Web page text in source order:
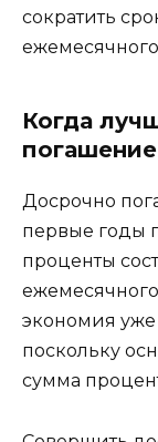
сократить
Когда
погашение
Досрочно
первые годы
проценты
экономия уже
поскольку
сумма